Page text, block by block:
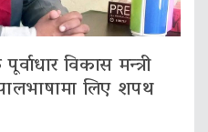
विकास मन्त्री
लिए शपथ